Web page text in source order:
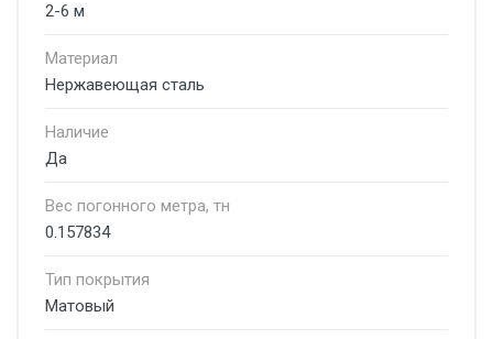
2-6 м
Материал
Нержавеющая сталь
Наличие
Да
Вес погонного метра, тн
0.157834
Тип покрытия
Матовый